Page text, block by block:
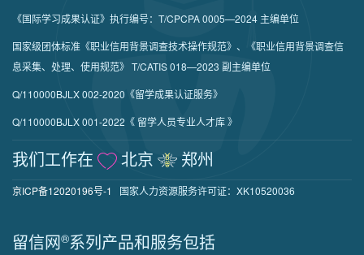
《国际学习成果认证》执行编号：T/CPCPA 0005—2024 主编单位
国家级团体标准《职业信用背景调查技术操作规范》、《职业信用背景调查信
息采集、处理、使用规范》 T/CATIS 018—2023 副主编单位
Q/110000BJLX 002-2020《留学成果认证服务》
Q/110000BJLX 001-2022《 留学人员专业人才库 》
我们工作在 北京 郑州
京ICP备12020196号-1 国家人力资源服务许可证：XK10520036
留信网®系列产品和服务包括